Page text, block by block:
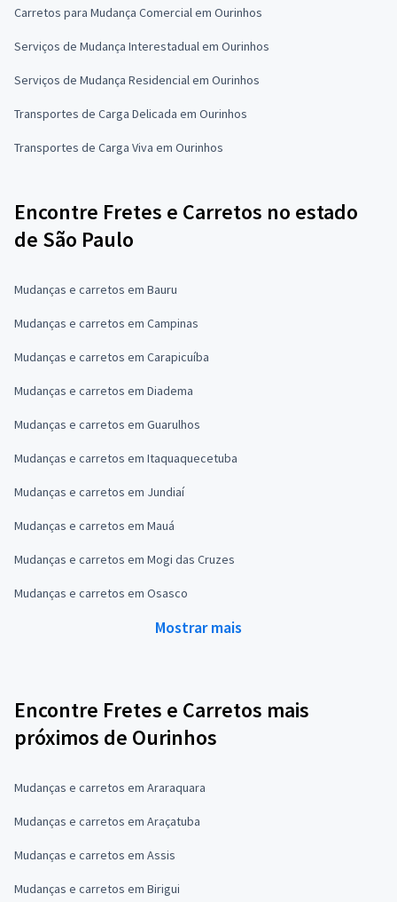
Carretos para Mudança Comercial em Ourinhos
Serviços de Mudança Interestadual em Ourinhos
Serviços de Mudança Residencial em Ourinhos
Transportes de Carga Delicada em Ourinhos
Transportes de Carga Viva em Ourinhos
Encontre Fretes e Carretos no estado
de São Paulo
Mudanças e carretos em Bauru
Mudanças e carretos em Campinas
Mudanças e carretos em Carapicuíba
Mudanças e carretos em Diadema
Mudanças e carretos em Guarulhos
Mudanças e carretos em Itaquaquecetuba
Mudanças e carretos em Jundiaí
Mudanças e carretos em Mauá
Mudanças e carretos em Mogi das Cruzes
Mudanças e carretos em Osasco
Mostrar mais
Encontre Fretes e Carretos mais
próximos de Ourinhos
Mudanças e carretos em Araraquara
Mudanças e carretos em Araçatuba
Mudanças e carretos em Assis
Mudanças e carretos em Birigui